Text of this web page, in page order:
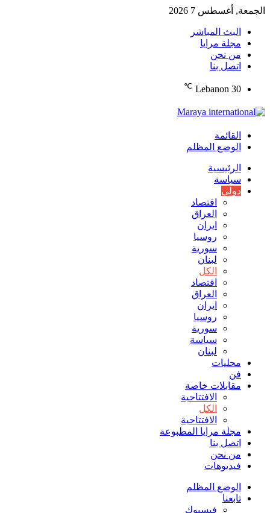
الجمعة, أغسطس 7 2026
البث المباشر
مجلة مرايا
من نحن
اتصل بنا
Lebanon 30
℃
القائمة
الوضع المظلم
الرئيسية
سياسة
دولي
اقتصاد
العراق
ايران
روسيا
سورية
لبنان
الكل
اقتصاد
العراق
ايران
روسيا
سورية
سياسة
لبنان
محليات
فن
مقابلات خاصة
الافتتاحیة
الكل
الافتتاحیة
مجلة مرايا المطبوعة
اتصل بنا
من نحن
فيديوهات
الوضع المظلم
تابعنا
فيسبوك